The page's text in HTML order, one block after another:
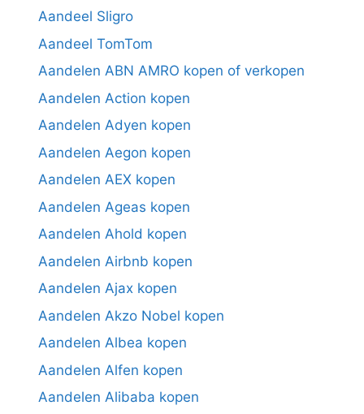
Aandeel Sligro
Aandeel TomTom
Aandelen ABN AMRO kopen of verkopen
Aandelen Action kopen
Aandelen Adyen kopen
Aandelen Aegon kopen
Aandelen AEX kopen
Aandelen Ageas kopen
Aandelen Ahold kopen
Aandelen Airbnb kopen
Aandelen Ajax kopen
Aandelen Akzo Nobel kopen
Aandelen Albea kopen
Aandelen Alfen kopen
Aandelen Alibaba kopen